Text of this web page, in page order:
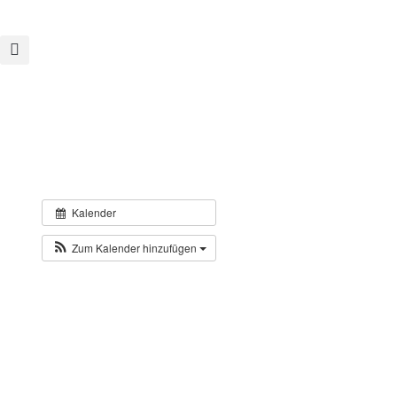
Kalender
Zum Kalender hinzufügen